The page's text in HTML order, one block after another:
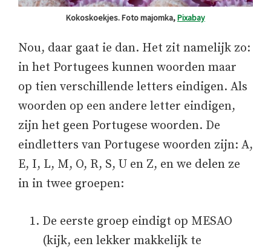
Kokoskoekjes. Foto majomka,Pixabay
Nou, daar gaat ie dan. Het zit namelijk zo:
in het Portugees kunnen woorden maar
op tien verschillende letters eindigen. Als
woorden op een andere letter eindigen,
zijn het geen Portugese woorden. De
eindletters van Portugese woorden zijn: A,
E, I, L, M, O, R, S, U en Z, en we delen ze
in in twee groepen:
De eerste groep eindigt op MESAO
(kijk, een lekker makkelijk te